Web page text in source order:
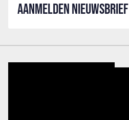
AANMELDEN NIEUWSBRIEF